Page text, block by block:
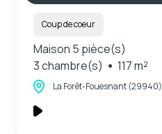
Coup de coeur
Maison 5 pièce(s)
3 chambre(s)
117 m²
La Forêt-Fouesnant (29940)